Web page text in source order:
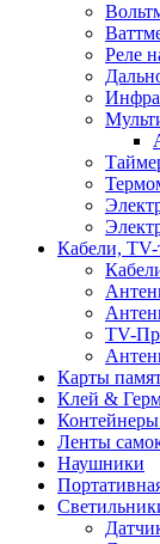
Реле
Кабели,
TV-
Карты
Клей &
Ленты
Наушники